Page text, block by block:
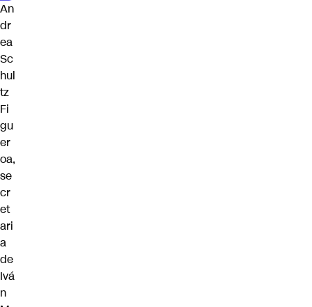
An
dr
ea
Sc
hul
tz
Fi
gu
er
oa,
se
cr
et
ari
a
de
Ivá
n